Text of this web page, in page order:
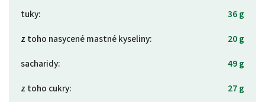
tuky:
36 g
z toho nasycené mastné kyseliny:
20 g
sacharidy:
49 g
z toho cukry:
27 g